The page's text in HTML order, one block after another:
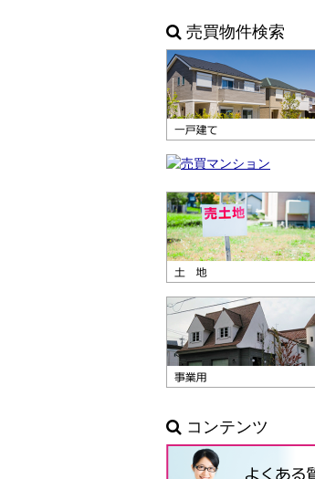
売買物件検索
コンテンツ